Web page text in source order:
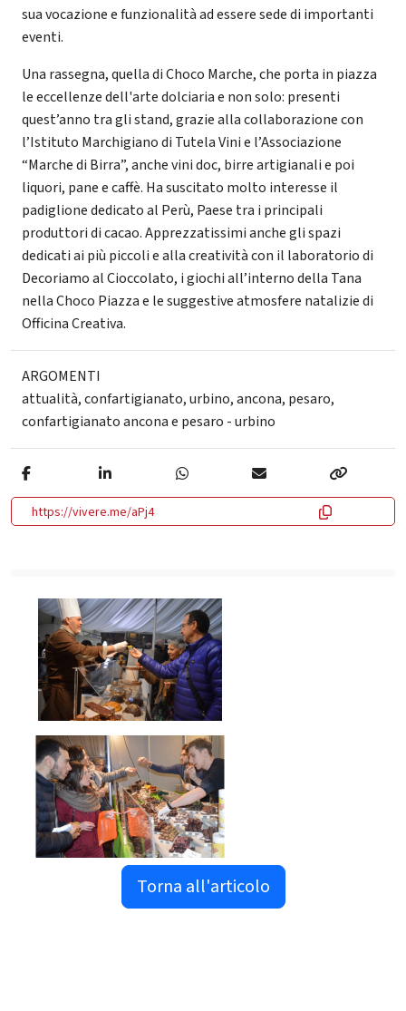
sua vocazione e funzionalità ad essere sede di importanti
eventi.
Una rassegna, quella di Choco Marche, che porta in piazza
le eccellenze dell'arte dolciaria e non solo: presenti
quest’anno tra gli stand, grazie alla collaborazione con
l’Istituto Marchigiano di Tutela Vini e l’Associazione
“Marche di Birra”, anche vini doc, birre artigianali e poi
liquori, pane e caffè. Ha suscitato molto interesse il
padiglione dedicato al Perù, Paese tra i principali
produttori di cacao. Apprezzatissimi anche gli spazi
dedicati ai più piccoli e alla creatività con il laboratorio di
Decoriamo al Cioccolato, i giochi all’interno della Tana
nella Choco Piazza e le suggestive atmosfere natalizie di
Officina Creativa.
ARGOMENTI
attualità,confartigianato,urbino,ancona, pesaro,
confartigianato ancona e pesaro - urbino
https://vivere.me/aPj4
Torna all'articolo